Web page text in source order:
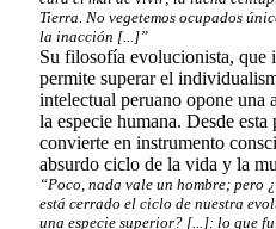
Tierra. No vegetemos ocupados
la inacción [...]”
Su filosofía evolucionista, que
permite superar el
intelectual peruano opone una
la especie humana. Desde
convierte en instrumento
absurdo ciclo de la vida y la
“Poco, nada vale un hombre; pero
está cerrado el ciclo de nuestra
una especie superior? [...]: lo que